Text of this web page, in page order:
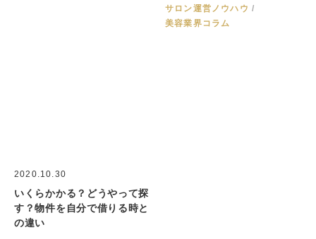
サロン運営ノウハウ
美容業界コラム
2020.10.30
いくらかかる？どうやって探
す？物件を自分で借りる時と
の違い